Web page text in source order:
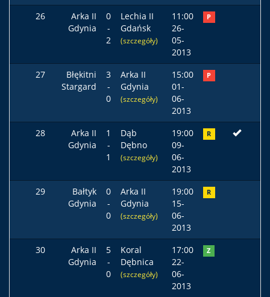
26
Arka II
Gdynia
0
-
2
Lechia II
Gdańsk
(szczegóły)
11:00
26-
05-
2013
P
27
Błękitni
Stargard
3
-
0
Arka II
Gdynia
(szczegóły)
15:00
01-
06-
2013
P
28
Arka II
Gdynia
1
-
1
Dąb
Dębno
(szczegóły)
19:00
09-
06-
2013
R
29
Bałtyk
Gdynia
0
-
0
Arka II
Gdynia
(szczegóły)
19:00
15-
06-
2013
R
30
Arka II
Gdynia
5
-
0
Koral
Dębnica
(szczegóły)
17:00
22-
06-
2013
Z